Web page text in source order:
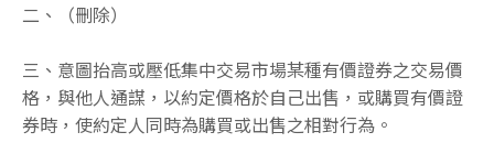
二、（刪除）
三、意圖抬高或壓低集中交易市場某種有價證券之交易價
格，與他人通謀，以約定價格於自己出售，或購買有價證
券時，使約定人同時為購買或出售之相對行為。